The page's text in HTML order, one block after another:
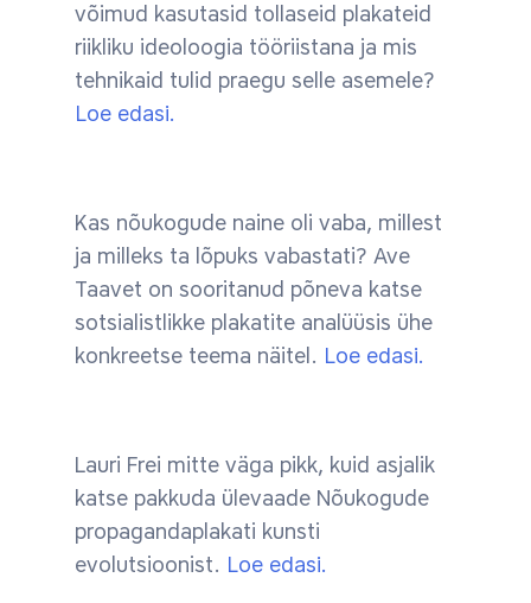
võimud kasutasid tollaseid plakateid
riikliku ideoloogia tööriistana ja mis
tehnikaid tulid praegu selle asemele?
Loe edasi.
Kas nõukogude naine oli vaba, millest
ja milleks ta lõpuks vabastati? Ave
Taavet on sooritanud põneva katse
sotsialistlikke plakatite analüüsis ühe
konkreetse teema näitel. Loe edasi.
Lauri Frei mitte väga pikk, kuid asjalik
katse pakkuda ülevaade Nõukogude
propagandaplakati kunsti
evolutsioonist. Loe edasi.